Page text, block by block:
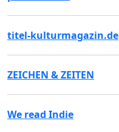
titel-kulturmagazin.de
ZEICHEN & ZEITEN
We read Indie